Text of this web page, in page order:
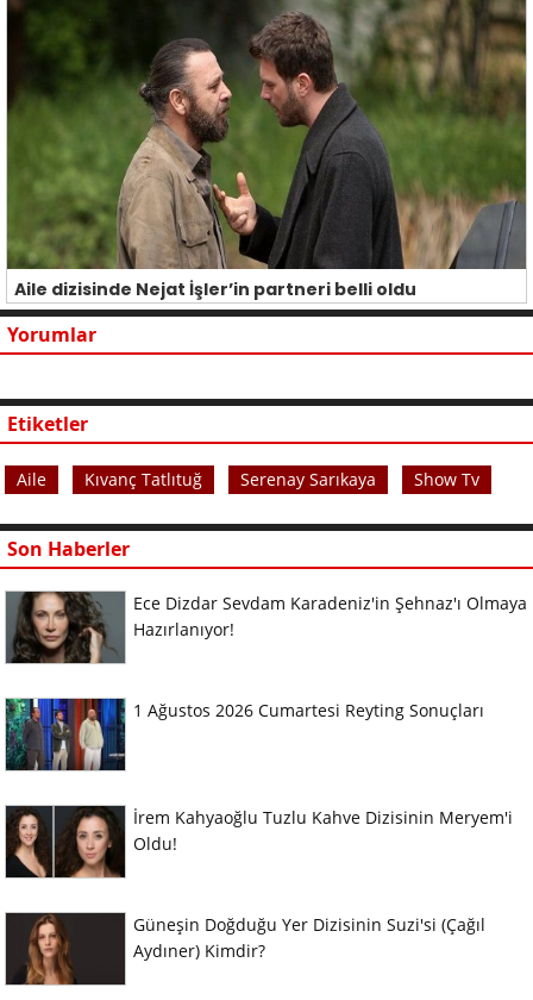
Aile dizisinde Nejat İşler’in partneri belli oldu
Yorumlar
Etiketler
Aile Kıvanç Tatlıtuğ Serenay Sarıkaya Show Tv
Son Haberler
Ece Dizdar Sevdam Karadeniz'in Şehnaz'ı Olmaya
Hazırlanıyor!
1 Ağustos 2026 Cumartesi Reyting Sonuçları
İrem Kahyaoğlu Tuzlu Kahve Dizisinin Meryem'i
Oldu!
Güneşin Doğduğu Yer Dizisinin Suzi'si (Çağıl
Aydıner) Kimdir?